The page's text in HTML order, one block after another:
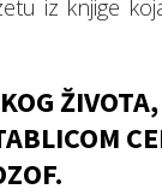
iz knjige